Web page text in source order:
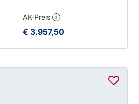
AK-Preis i
€ 3.957,50